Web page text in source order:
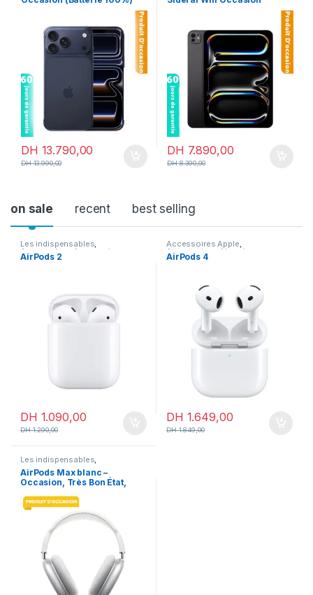
DH 13.790,00
DH13.990,00
DH 7.890,00
DH8.390,00
on sale recent best selling
Les indispensables,
Accessoires Accessoires
Apple,Airpods
AirPods 2
DH 1.090,00
DH1.290,00
Accessoires Apple,
Accessoires Airpods
AirPods 4
DH 1.649,00
DH1.849,00
Les indispensables,
Accessoires Accessoires
Apple,Airpods ,En promotion
AirPods Max blanc –
Occasion, Très Bon État,